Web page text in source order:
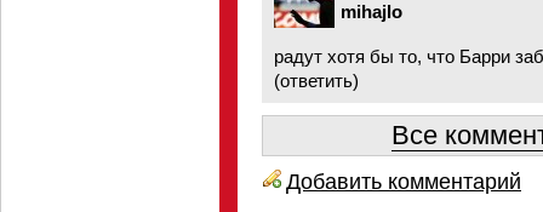
mihajlo
радут хотя бы то, что Барри
(ответить)
Все
Добавить комментарий